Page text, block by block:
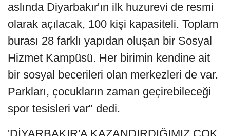
aslında Diyarbakır'ın ilk huzurevi de resmi
olarak açılacak, 100 kişi kapasiteli. Toplam
burası 28 farklı yapıdan oluşan bir Sosyal
Hizmet Kampüsü. Her birimin kendine ait
bir sosyal becerileri olan merkezleri de var.
Parkları, çocukların zaman geçirebileceği
spor tesisleri var" dedi.